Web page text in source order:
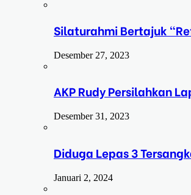
Silaturahmi Bertajuk
Desember 27, 2023
AKP Rudy Persilahkan
Desember 31, 2023
Diduga Lepas 3
Januari 2, 2024